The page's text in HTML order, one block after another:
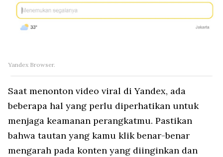
Yandex Browser.
Saat menonton video viral di Yandex, ada
beberapa hal yang perlu diperhatikan untuk
menjaga keamanan perangkatmu. Pastikan
bahwa tautan yang kamu klik benar-benar
mengarah pada konten yang diinginkan dan